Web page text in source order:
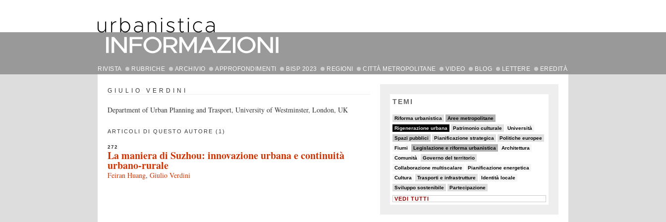
RIVISTA RUBRICHE ARCHIVIO APPROFONDIMENTI BISP 2023 REGIONI CITTÀ METROPOLITANE VIDEO BLOG LETTERE EREDITÀ
GIULIO VERDINI
Department of Urban Planning and Trasport, University of Westminster, London, UK
ARTICOLI DI QUESTO AUTORE (1)
272
La maniera di Suzhou: innovazione urbana e continuità
urbano-rurale
Feiran Huang, Giulio Verdini
TEMI
Riforma urbanistica
20/82 Aree metropolitane
37/82
Rigenerazione urbana
82/82 Patrimonio culturale
9/82 Università
5/82
Spazi pubblici
32/82 Pianificazione strategica
11/82 Politiche europee
11/82
Fiumi
8/82 Legislazione e riforma urbanistica
34/82 Architettura
7/82
Comunità
6/82 Governo del territorio
19/82
Collaborazione multiscalare
5/82 Pianificazione energetica
5/82
Cultura
7/82 Trasporti e infrastrutture
15/82 Identità locale
7/82
Sviluppo sostenibile
19/82 Partecipazione
22/82
VEDI TUTTI